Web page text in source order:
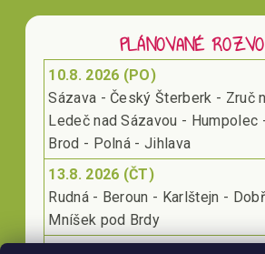
PLÁNOVANÉ
10.8. 2026 (PO)
Sázava - Český Šterberk - Zruč
Ledeč nad Sázavou - Humpolec
Brod - Polná - Jihlava
13.8. 2026 (ČT)
Rudná - Beroun - Karlštejn -
Mníšek pod Brdy